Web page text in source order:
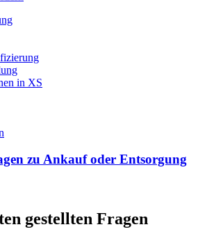
in XS
zu Ankauf oder Entsorgung
gestellten Fragen